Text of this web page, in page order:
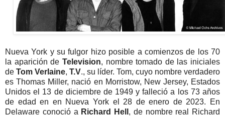
Nueva York y su fulgor hizo posible a comienzos de los 70
la aparición de Television, nombre tomado de las iniciales
de Tom Verlaine, T.V., su líder. Tom, cuyo nombre verdadero
es Thomas Miller, nació en Morristow, New Jersey, Estados
Unidos el 13 de diciembre de 1949 y falleció a los 73 años
de edad en en Nueva York el 28 de enero de 2023. En
Delaware conoció a Richard Hell , de nombre real Richard